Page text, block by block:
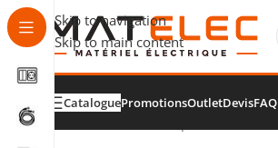
Skip to navigation
Skip to main content
CataloguePromotionsOutletDevisFAQ